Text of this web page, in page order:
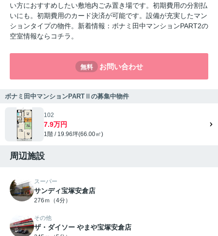
い方におすすめしたい敷地内ごみ置き場です。初期費用の分割払
いにも。初期費用のカード決済が可能です。設備が充実したマン
ションタイプの物件。新着情報：ボナミ田中マンションPART2の
空室情報ならコチラ。
無料 お問い合わせ
ボナミ田中マンションPARTⅡの募集中物件
102
7.9万円
1階 / 19.96坪(66.00㎡)
周辺施設
スーパー
サンディ宝塚安倉店
276ｍ（4分）
その他
ザ・ダイソー やまや宝塚安倉店